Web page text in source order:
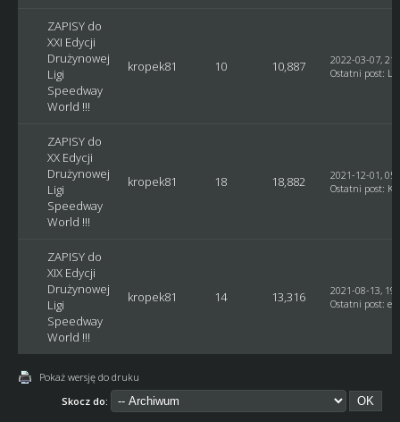
ZAPISY do
XXI Edycji
Drużynowej
Ligi
Speedway
World !!!
kropek81 10 10,887
2022-03-07,
Ostatni post:
ZAPISY do
XX Edycji
Drużynowej
Ligi
Speedway
World !!!
kropek81 18 18,882
2021-12-01,
Ostatni post:
ZAPISY do
XIX Edycji
Drużynowej
Ligi
Speedway
World !!!
kropek81 14 13,316
2021-08-13,
Ostatni post:
Pokaż wersję do druku
Skocz do: